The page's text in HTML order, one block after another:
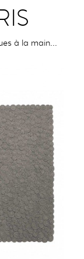
à la main...